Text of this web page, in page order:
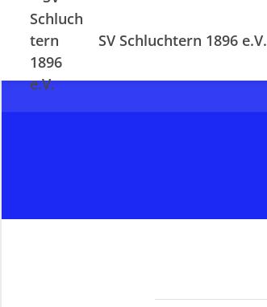
SV Schluchtern 1896 e.V.